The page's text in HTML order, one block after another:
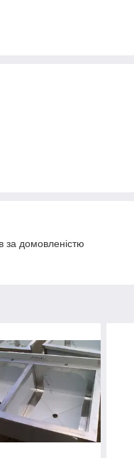
за домовленістю